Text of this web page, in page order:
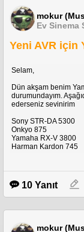
mokur
Ev Sinema
Yeni AVR için
Selam,
Dün akşam benim
durumundayım.
ederseniz sevinirim
Sony STR-DA 5300
Onkyo 875
Yamaha RX-V 3800
Harman Kardon 745
10 Yanıt
mokur